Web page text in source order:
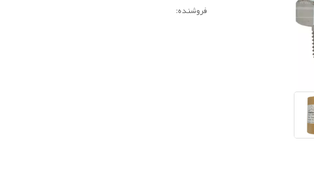
فروشنده: